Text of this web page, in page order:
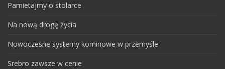
Pamietajmy o stolarce
Na nową drogę życia
Nowoczesne systemy kominowe w przemyśle
Srebro zawsze w cenie